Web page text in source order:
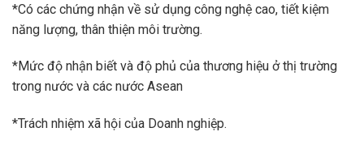
*Có các chứng nhận về sử dụng công nghệ cao, tiết kiệm
năng lượng, thân thiện môi trường.
*Mức độ nhận biết và độ phủ của thương hiệu ở thị trường
trong nước và các nước Asean
*Trách nhiệm xã hội của Doanh nghiệp.